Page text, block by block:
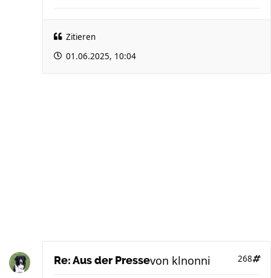
Zitieren
01.06.2025, 10:04
Re: Aus der Presse 268
von klnonni